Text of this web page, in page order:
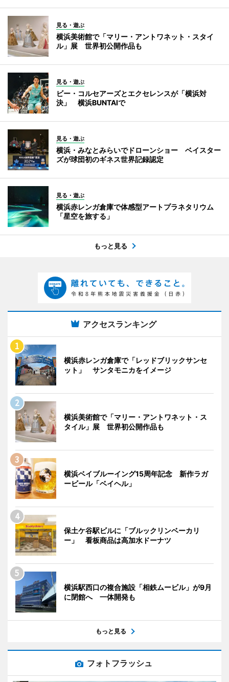
見る・遊ぶ
横浜美術館で「マリー・アントワネット・スタイ
ル」展 世界初公開作品も
見る・遊ぶ
ビー・コルセアーズとエクセレンスが「横浜対
決」 横浜BUNTAIで
見る・遊ぶ
横浜・みなとみらいでドローンショー ベイスター
ズが球団初のギネス世界記録認定
見る・遊ぶ
横浜赤レンガ倉庫で体感型アートプラネタリウム
「星空を旅する」
もっと見る
アクセスランキング
横浜赤レンガ倉庫で「レッドブリックサンセ
ット」 サンタモニカをイメージ
横浜美術館で「マリー・アントワネット・ス
タイル」展 世界初公開作品も
横浜ベイブルーイング15周年記念 新作ラガ
ービール「ベイヘル」
保土ケ谷駅ビルに「ブルックリンベーカリ
ー」 看板商品は高加水ドーナツ
横浜駅西口の複合施設「相鉄ムービル」が9月
に閉館へ 一体開発も
もっと見る
フォトフラッシュ